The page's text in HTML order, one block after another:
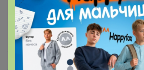
посвободнее. И мне на 172 чуть
Цвета красный и белый. пишите в
11 ноября, 2025 10:05
Селена